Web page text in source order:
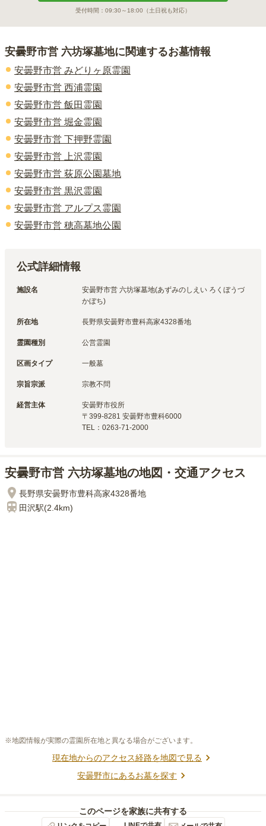
受付時間： 09:30～18:00 （土日祝も対応）
安曇野市営 六坊塚墓地に関連するお墓情報
安曇野市営 みどりヶ原霊園
安曇野市営 西浦霊園
安曇野市営 飯田霊園
安曇野市営 堀金霊園
安曇野市営 下押野霊園
安曇野市営 上沢霊園
安曇野市営 荻原公園墓地
安曇野市営 黒沢霊園
安曇野市営 アルプス霊園
安曇野市営 穂高墓地公園
公式詳細情報
施設名
安曇野市営 六坊塚墓地(あずみのしえい ろくぼうづ
かぼち)
所在地 長野県安曇野市豊科高家4328番地
霊園種別 公営霊園
区画タイプ 一般墓
宗旨宗派 宗教不問
経営主体 安曇野市役所
〒 399-8281 安曇野市豊科6000
TEL： 0263-71-2000
安曇野市営 六坊塚墓地の地図・交通アクセス
長野県安曇野市豊科高家4328番地
田沢駅(2.4km)
※地図情報が実際の霊園所在地と異なる場合がございます。
現在地からのアクセス経路を地図で見る
安曇野市にあるお墓を探す
このページを家族に共有する